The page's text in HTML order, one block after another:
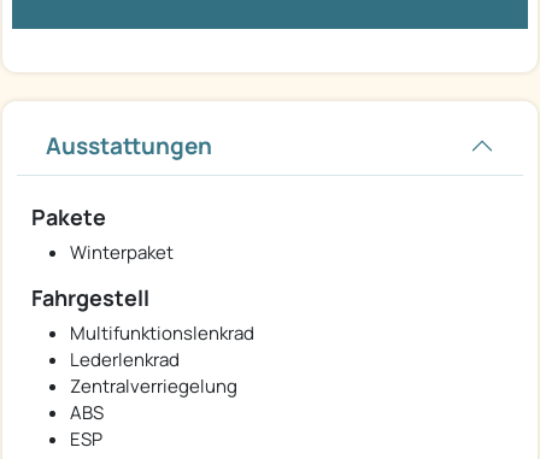
Ausstattungen
Pakete
Winterpaket
Fahrgestell
Multifunktionslenkrad
Lederlenkrad
Zentralverriegelung
ABS
ESP